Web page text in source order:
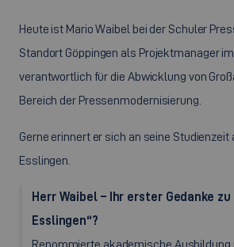
Heute ist Mario Waibel bei der Schuler
Standort Göppingen als Projektmanager
verantwortlich für die Abwicklung von
Bereich der Pressenmodernisierung.
Gerne erinnert er sich an seine Studienzeit
Esslingen.
Herr Waibel – Ihr erster Gedanke
Esslingen“?
Renommierte akademische Ausbildung